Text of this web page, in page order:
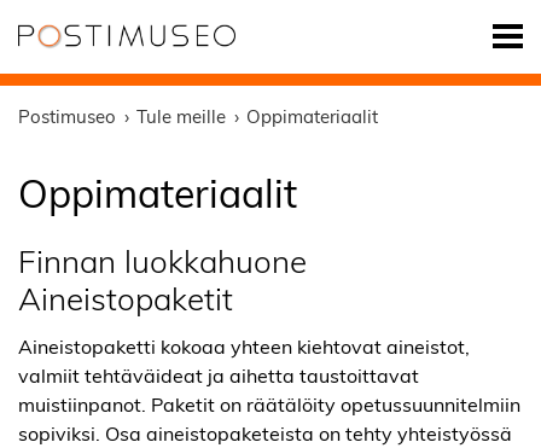
Postimuseo Tule meille Oppimateriaalit
Oppimateriaalit
Finnan luokkahuone
Aineistopaketit
Aineistopaketti kokoaa yhteen kiehtovat aineistot,
valmiit tehtäväideat ja aihetta taustoittavat
muistiinpanot. Paketit on räätälöity opetussuunnitelmiin
sopiviksi. Osa aineistopaketeista on tehty yhteistyössä